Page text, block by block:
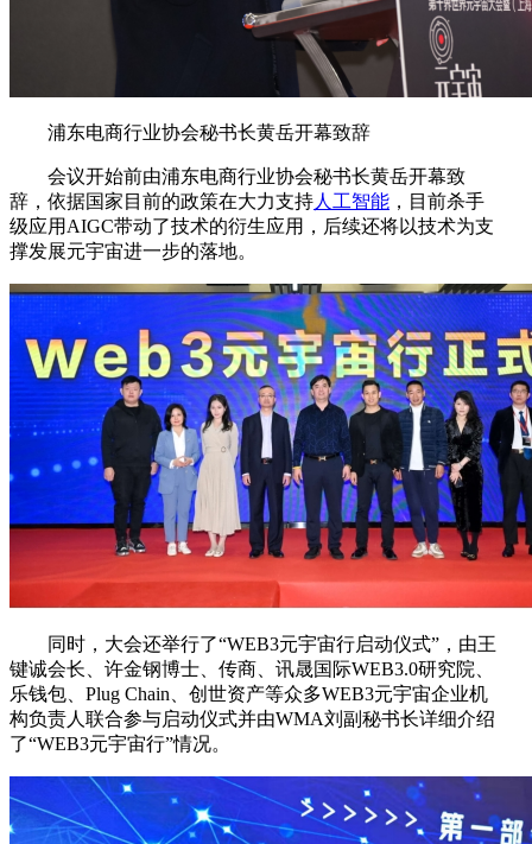
浦东电商行业协会秘书长黄岳开幕致辞
会议开始前由浦东电商行业协会秘书长黄岳开幕致
辞，依据国家目前的政策在大力支持人工智能 ，目前杀手
级应用AIGC带动了技术的衍生应用，后续还将以技术为支
撑发展元宇宙进一步的落地。
同时，大会还举行了“WEB3元宇宙行启动仪式”，由王
键诚会长、许金钢博士、传商、讯晟国际WEB3.0研究院、
乐钱包、Plug Chain、创世资产等众多WEB3元宇宙企业机
构负责人联合参与启动仪式并由WMA刘副秘书长详细介绍
了“WEB3元宇宙行”情况。